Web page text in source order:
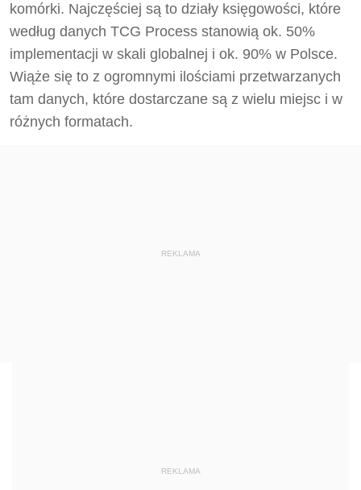
komórki. Najczęściej są to działy księgowości, które
według danych TCG Process stanowią ok. 50%
implementacji w skali globalnej i ok. 90% w Polsce.
Wiąże się to z ogromnymi ilościami przetwarzanych
tam danych, które dostarczane są z wielu miejsc i w
różnych formatach.
REKLAMA
REKLAMA